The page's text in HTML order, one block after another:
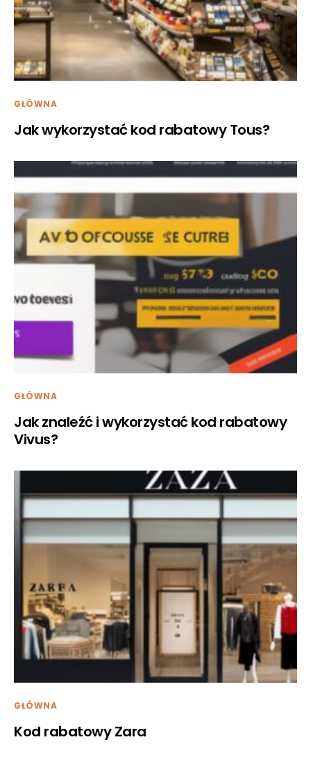
GŁÓWNA
Jak wykorzystać kod rabatowy Tous?
GŁÓWNA
Jak znaleźć i wykorzystać kod rabatowy
Vivus?
GŁÓWNA
Kod rabatowy Zara